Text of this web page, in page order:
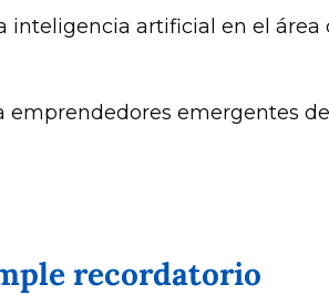
inteligencia artificial en el
emprendedores emergentes
recordatorio